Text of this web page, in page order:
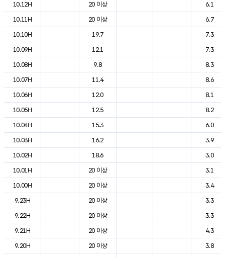
10.12H
20 이상
6.1
10.11H
20 이상
6.7
10.10H
19.7
7.3
10.09H
12.1
7.3
10.08H
9.8
8.3
10.07H
11.4
8.6
10.06H
12.0
8.1
10.05H
12.5
8.2
10.04H
15.3
6.0
10.03H
16.2
3.9
10.02H
18.6
3.0
10.01H
20 이상
3.1
10.00H
20 이상
3.4
9.23H
20 이상
3.3
9.22H
20 이상
3.3
9.21H
20 이상
4.3
9.20H
20 이상
3.8